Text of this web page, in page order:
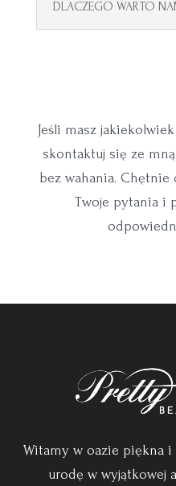
DLACZEGO WARTO
Jeśli masz
skontaktuj się ze mną
bez wahania.
Twoje pytania i
Witamy w oazie piękna i
urodę w wyjątkowej